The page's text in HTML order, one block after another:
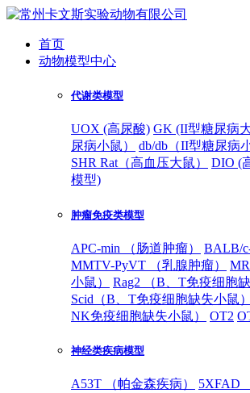
首页
动物模型中心
代谢类模型
UOX (高尿酸) GK (II型糖尿病
尿病小鼠）
db/db（II型糖尿病
SHR Rat（高血压大鼠）
DIO (
模型)
肿瘤免疫类模型
APC-min （肠道肿瘤）
BALB/
MMTV-PyVT （乳腺肿瘤）
小鼠）
Rag2 （B、T免疫细胞缺
Scid（B、T免疫细胞缺失小鼠）
NK免疫细胞缺失小鼠）
OT2
神经类疾病模型
A53T （帕金森疾病）
5XFAD